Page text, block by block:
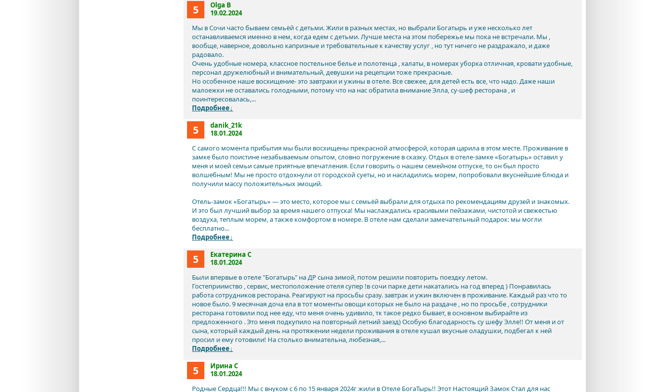
5
Olga B
19.02.2024
Мы в Сочи часто бываем семьёй с детьми. Жили в разных местах, но выбрали Богатырь и уже несколько лет
останавливаемся именно в нем, когда едем с детьми. Лучше места на этом побережье мы пока не встречали. Мы ,
вообще, наверное, довольно капризные и требовательные к качеству услуг , но тут ничего не раздражало, и даже
радовало.
Очень удобные номера, классное постельное белье и полотенца , халаты, в номерах уборка отличная, кровати удобные,
персонал дружелюбный и внимательный, девушки на рецепции тоже прекрасные.
Но особенное наше восхищение- это завтраки и ужины в отеле. Все свежее, для детей есть все, что надо. Даже наши
малоежки не оставались голодными, потому что на нас обратила внимание Элла, су-шеф ресторана , и
поинтересовалась,...
Подробнее↓
5
danik_21k
18.01.2024
С самого момента прибытия мы были восхищены прекрасной атмосферой, которая царила в этом месте. Проживание в
замке было поистине незабываемым опытом, словно погружение в сказку. Отдых в отеле-замке «Богатырь» оставил у
меня и моей семьи самые приятные впечатления. Если говорить о нашем семейном отпуске, то он был просто
волшебным! Мы не просто отдохнули от городской суеты, но и насладились морем, попробовали вкуснейшие блюда и
получили массу положительных эмоций.
Отель-замок «Богатырь» — это место, которое мы с семьёй выбрали для отдыха по рекомендациям друзей и знакомых.
И это был лучший выбор за время нашего отпуска! Мы наслаждались красивыми пейзажами, чистотой и свежестью
воздуха, теплым морем, а также комфортом в номере. В отеле нам сделали замечательный подарок: мы могли
бесплатно...
Подробнее↓
5
Екатерина С
18.01.2024
Были впервые в отеле "Богатырь" на ДР сына зимой, потом решили повторить поездку летом.
Гостеприимство , сервис, местоположение отеля супер !в сочи парке дети накатались на год вперед ) Понравилась
работа сотрудников ресторана. Реагируют на просьбы сразу. завтрак и ужин включен в проживание. Каждый раз что то
новое было. 9 месячная доча ела в тот моменты овощи которых не было на раздаче , но по просьбе , сотрудники
ресторана готовили под нее еду, что меня очень удивило, тк такое редко бывает, в основном выбирайте из
предложенного . Это меня подкупило на повторный летний заезд) Особую благодарность су шефу Элле!! От меня и от
сына, который каждый день на протяжении недели проживания в отеле кушал вкусные оладушки, подбегал к ней
просил и ему готовили! На столько внимательна, любезная,...
Подробнее↓
5
Ирина С
18.01.2024
Родные Сердца!!! Мы с внуком с 6 по 15 января 2024г жили в Отеле БогаТырь!! Этот Настоящий Замок Стал для нас